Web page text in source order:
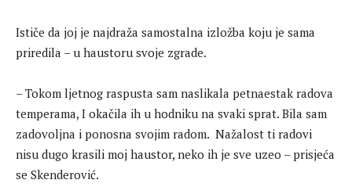
Ističe da joj je najdraža samostalna izložba koju je sama
priredila – u haustoru svoje zgrade.
– Tokom ljetnog raspusta sam naslikala petnaestak radova
temperama, I okačila ih u hodniku na svaki sprat. Bila sam
zadovoljna i ponosna svojim radom. Nažalost ti radovi
nisu dugo krasili moj haustor, neko ih je sve uzeo – prisjeća
se Skenderović.